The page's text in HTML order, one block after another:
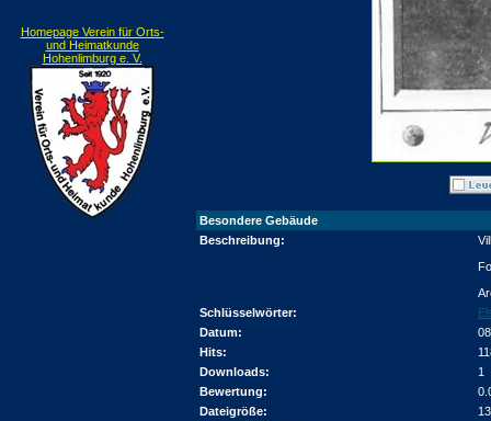
Homepage Verein für Orts-
und Heimatkunde
Hohenlimburg e. V.
Besondere Gebäude
Beschreibung:
Schlüsselwörter:
Datum:
Hits:
Downloads:
1
Bewertung:
Dateigröße: